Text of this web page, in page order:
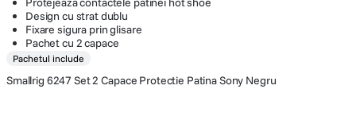
Design cu strat dublu
Fixare sigura prin glisare
Pachet cu 2 capace
Pachetul include
Smallrig 6247 Set 2 Capace Protectie Patina Sony Negru